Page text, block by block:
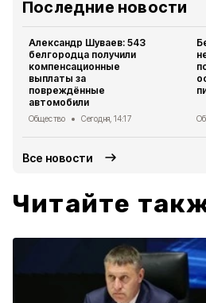
Последние новости
Александр Шуваев: 543
белгородца получили
компенсационные
выплаты за
повреждённые
автомобили
Общество Сегодня, 14:17
Все новости
Читайте